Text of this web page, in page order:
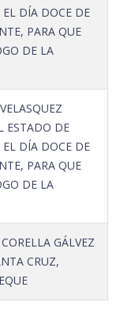
EL DÍA DOCE DE
PARA QUE
DE LA
ESTADO DE
EL DÍA DOCE DE
PARA QUE
DE LA
GÁLVEZ
CRUZ,